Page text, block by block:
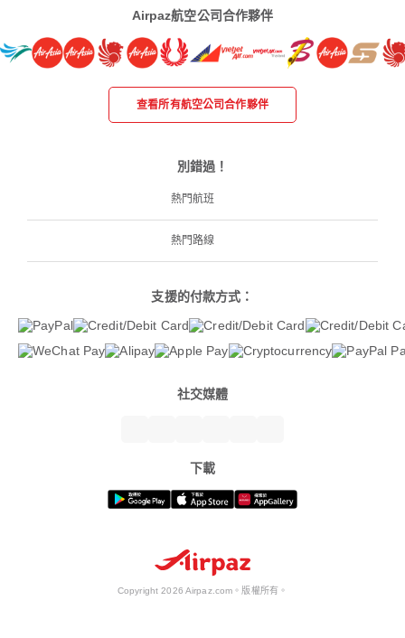
Airpaz航空公司合作夥伴
查看所有航空公司合作夥伴
別錯過！
熱門航班
熱門路線
支援的付款方式：
社交媒體
下載
Copyright 2026 Airpaz.com。版權所有。